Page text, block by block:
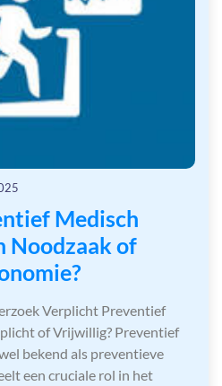
Medisch
Noodzaak of
Verplicht Preventief
of Vrijwillig? Preventief
bekend als preventieve
een cruciale rol in het